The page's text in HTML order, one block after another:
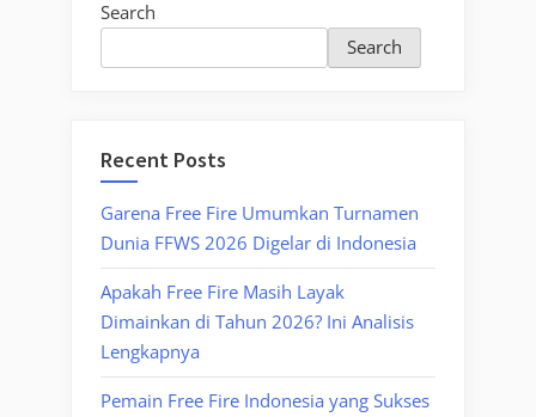
Search
Search
Recent Posts
Garena Free Fire Umumkan Turnamen
Dunia FFWS 2026 Digelar di Indonesia
Apakah Free Fire Masih Layak
Dimainkan di Tahun 2026? Ini Analisis
Lengkapnya
Pemain Free Fire Indonesia yang Sukses